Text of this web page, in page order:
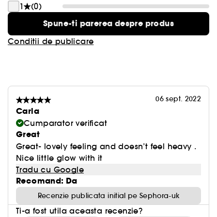
1
(0)
Spune-ti parerea despre produs
Conditii de publicare
06 sept. 2022
Carla
Cumparator verificat
Great
Great- lovely feeling and doesn’t feel heavy .
Nice little glow with it
Tradu cu Google
Recomand: Da
Recenzie publicata initial pe Sephora-uk
Ti-a fost utila aceasta recenzie?